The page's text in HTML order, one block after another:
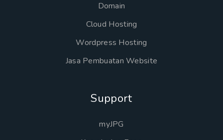
Domain
Cloud Hosting
Wordpress Hosting
Jasa Pembuatan Website
Support
myJPG